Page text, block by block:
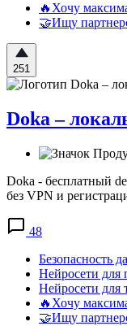
🔥Хочу
🤝Ищу
251
Doka –
Doka - бесплатный
без VPN и
48
Безопасность
Нейросети для
Нейросети для
🔥Хочу
🤝Ищу